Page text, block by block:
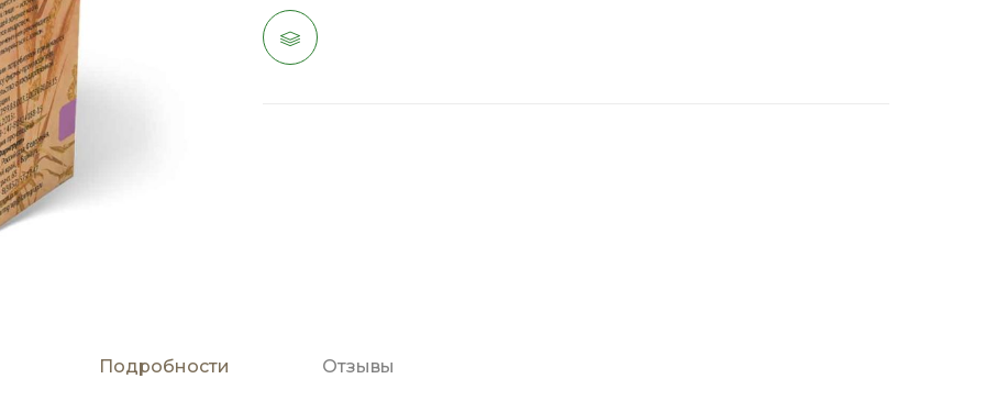
Подробности Отзывы